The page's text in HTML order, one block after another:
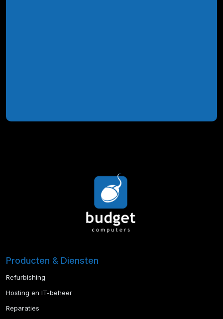
Producten & Diensten
Refurbishing
Hosting en IT-beheer
Reparaties